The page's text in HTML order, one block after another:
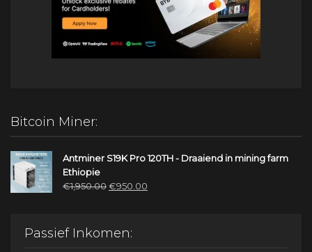
Bitcoin Miner:
Antminer S19K Pro 120TH - Draaiend in mining farm
Ethiopie
€1,950.00Oorspronkelijke
€950.00
Passief Inkomen: